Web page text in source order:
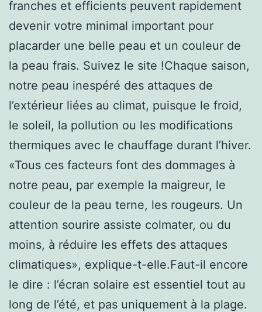
franches et efficients peuvent rapidement
devenir votre minimal important pour
placarder une belle peau et un couleur de
la peau frais. Suivez le site !Chaque saison,
notre peau inespéré des attaques de
l’extérieur liées au climat, puisque le froid,
le soleil, la pollution ou les modifications
thermiques avec le chauffage durant l’hiver.
«Tous ces facteurs font des dommages à
notre peau, par exemple la maigreur, le
couleur de la peau terne, les rougeurs. Un
attention sourire assiste colmater, ou du
moins, à réduire les effets des attaques
climatiques», explique-t-elle.Faut-il encore
le dire : l’écran solaire est essentiel tout au
long de l’été, et pas uniquement à la plage.